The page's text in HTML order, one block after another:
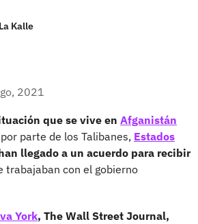
Kalle
2021
que se vive en Afganistán
parte de los Talibanes, Estados
llegado a un acuerdo para recibir
trabajaban con el gobierno
York, The Wall Street Journal,